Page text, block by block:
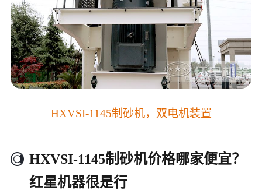
HXVSI-1145制砂机，双电机装置
HXVSI-1145制砂机价格哪家便宜？
红星机器很是行